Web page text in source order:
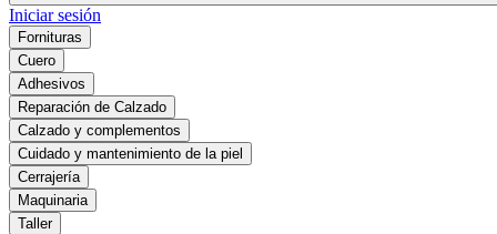
Iniciar sesión
Fornituras
Cuero
Adhesivos
Reparación de Calzado
Calzado y complementos
Cuidado y mantenimiento de la piel
Cerrajería
Maquinaria
Taller